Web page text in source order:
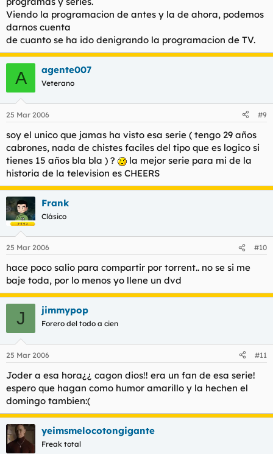
Viendo la programacion de antes y la de ahora, podemos
darnos cuenta
de cuanto se ha ido denigrando la programacion de TV.
A agente007
Veterano
25 Mar 2006 #9
soy el unico que jamas ha visto esa serie ( tengo 29 años
cabrones, nada de chistes faciles del tipo que es logico si
tienes 15 años bla bla ) ?
la mejor serie para mi de la
historia de la television es CHEERS
Frank
Clásico
25 Mar 2006 #10
hace poco salio para compartir por torrent.. no se si me
baje toda, por lo menos yo llene un dvd
J jimmypop
Forero del todo a cien
25 Mar 2006 #11
Joder a esa hora¿¿ cagon dios!! era un fan de esa serie!
espero que hagan como humor amarillo y la hechen el
domingo tambien:(
yeimsmelocotongigante
Freak total